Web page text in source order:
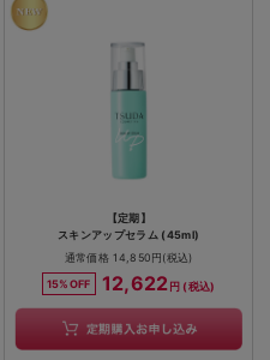
【定期】
スキンアップセラム (45ml)
通常価格 14,850円(税込)
15%OFF
12,622円 (税込)